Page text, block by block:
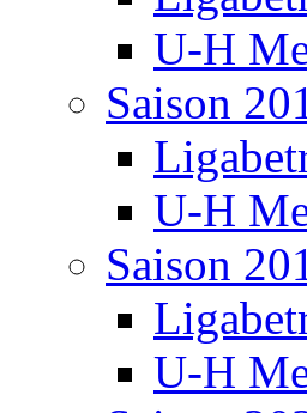
U-H
Saison
U-H
Saison
U-H